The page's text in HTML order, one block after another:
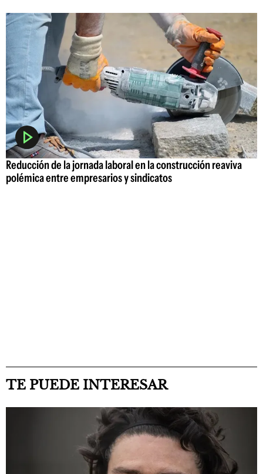
Reducción de la jornada laboral en la construcción reaviva
polémica entre empresarios y sindicatos
TE PUEDE INTERESAR